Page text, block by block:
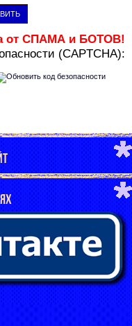
от СПАМА и БОТОВ!
(CAPTCHA):